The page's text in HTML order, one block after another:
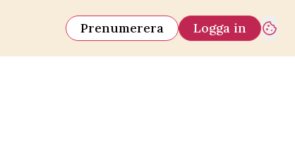
Prenumerera Logga in